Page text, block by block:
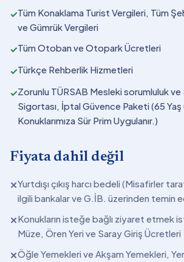
✓Tüm Konaklama Turist Vergileri, Tüm
ve Gümrük Vergileri
✓Tüm Otoban ve Otopark Ücretleri
✓Türkçe Rehberlik Hizmetleri
✓Zorunlu TÜRSAB Mesleki sorumluluk ve
Sigortası, İptal Güvence Paketi (65 Yaş
Konuklarımıza Sür Prim Uygulanır.)
Fiyata dahil değil
✕Yurtdışı çıkış harcı bedeli (Misafirler
ilgili bankalar ve G.İB. üzerinden temin
✕Konukların isteğe bağlı ziyaret etmek
Müze, Ören Yeri ve Saray Giriş Ücretleri
✕Öğle Yemekleri ve Akşam Yemekleri,